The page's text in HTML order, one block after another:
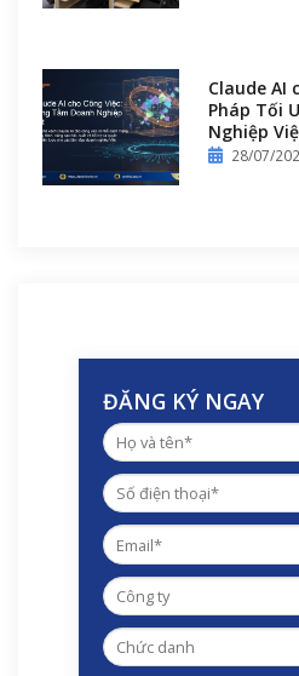
Claude AI
Pháp Tối
Nghiệp
28/07/
ĐĂNG KÝ NGAY